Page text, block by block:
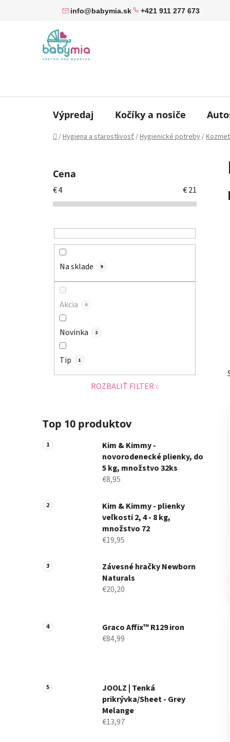
info@babymia.sk +421 911 277 673
Výpredaj Kočíky a nosiče
Domov
/Hygiena a starostlivosť/Hygienické potreby/
Cena
€4 €21
Na sklade 9
Akcia 0
Novinka 2
Tip 1
ROZBALIŤ FILTER
Top 10 produktov
Kim & Kimmy -
novorodenecké plienky, do
5 kg, množstvo 32ks
€8,95
Kim & Kimmy - plienky
veľkosti 2, 4 - 8 kg,
množstvo 72
€19,95
Závesné hračky Newborn
Naturals
€20,20
Graco Affix™ R129 iron
€84,99
JOOLZ | Tenká
prikrývka/Sheet - Grey
Melange
€13,97